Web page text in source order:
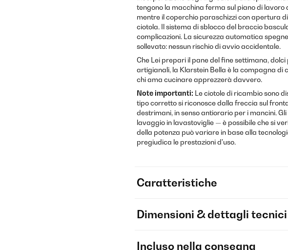
tengono la macchina ferma sul piano di lavoro
mentre il coperchio paraschizzi con apertura
ciotola. Il sistema di sblocco del braccio
complicazioni. La sicurezza automatica
sollevato: nessun rischio di avvio accidentale.
Che Lei prepari il pane del fine settimana,
artigianali, la Klarstein Bella è la compagna di
chi ama cucinare apprezzerà davvero.
Note importanti: Le ciotole di ricambio sono
tipo corretto si riconosce dalla freccia sul
destrimani, in senso antiorario per i mancini.
lavaggio in lavastoviglie — è possibile che si
della potenza può variare in base alla
pregiudica le prestazioni d'uso.
Caratteristiche
Dimensioni & dettagli tecnici
Incluso nella consegna